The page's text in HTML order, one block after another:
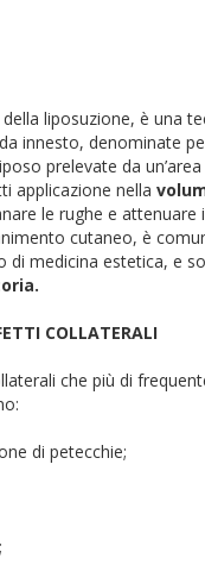
liposuzione, è una
innesto, denominate
prelevate da
applicazione nella
le rughe e
cutaneo, è
di medicina estetica, e
COLLATERALI
che più di
di petecchie;